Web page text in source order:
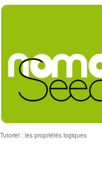
Tutoriel : les propriétés logiques